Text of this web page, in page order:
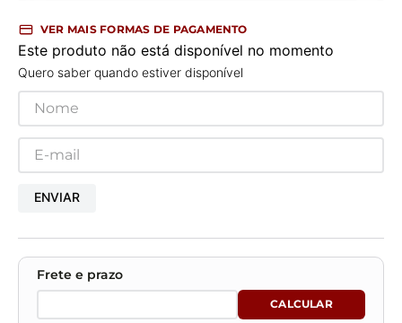
VER MAIS FORMAS DE PAGAMENTO
Este produto não está disponível no momento
Quero saber quando estiver disponível
ENVIAR